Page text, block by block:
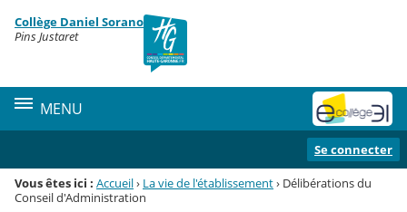
Menu de la rubrique
Contenu
Collège Daniel Sorano
Pins Justaret
MENU
Se connecter
Vous êtes ici : Accueil› La vie de l'établissement› Délibérations du
Conseil d'Administration